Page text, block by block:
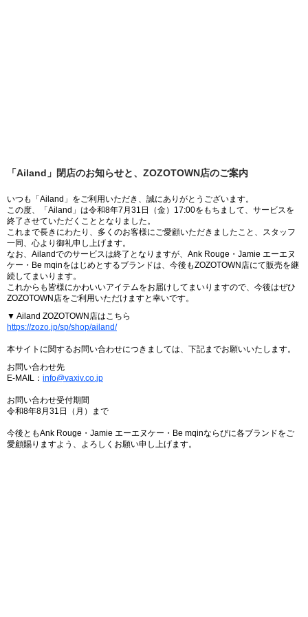
「Ailand」閉店のお知らせと、ZOZOTOWN店のご案内
いつも「Ailand」をご利用いただき、誠にありがとうございます。
この度、「Ailand」は令和8年7月31日（金）17:00をもちまして、サービスを
終了させていただくこととなりました。
これまで長きにわたり、多くのお客様にご愛顧いただきましたこと、スタッフ
一同、心より御礼申し上げます。
なお、Ailandでのサービスは終了となりますが、Ank Rouge・Jamie エーエヌ
ケー・Be mqinをはじめとするブランドは、今後もZOZOTOWN店にて販売を継
続してまいります。
これからも皆様にかわいいアイテムをお届けしてまいりますので、今後はぜひ
ZOZOTOWN店をご利用いただけますと幸いです。
▼ Ailand ZOZOTOWN店はこちら
https://zozo.jp/sp/shop/ailand/
本サイトに関するお問い合わせにつきましては、下記までお願いいたします。
お問い合わせ先
E-MAIL： info@vaxiv.co.jp
お問い合わせ受付期間
令和8年8月31日（月）まで
今後ともAnk Rouge・Jamie エーエヌケー・Be mqinならびに各ブランドをご
愛顧賜りますよう、よろしくお願い申し上げます。